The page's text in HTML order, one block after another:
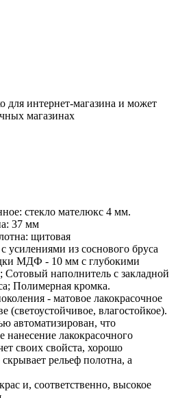
для интернет-магазина и может
магазинах
стекло мателюкс 4 мм.
37 мм
щитовая
усилениями из соснового бруса
МДФ - 10 мм с глубокими
наполнитель с закладной
Полимерная кромка.
- матовое лакокрасочное
(светоустойчивое, влагостойкое).
автоматизирован, что
нанесение лакокрасочного
своих свойста, хорошо
рельеф полотна, а
и, соответственно, высокое